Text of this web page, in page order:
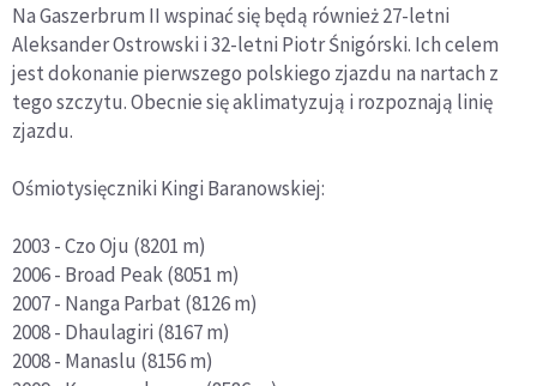
Na Gaszerbrum II wspinać się będą również 27-letni
Aleksander Ostrowski i 32-letni Piotr Śnigórski. Ich celem
jest dokonanie pierwszego polskiego zjazdu na nartach z
tego szczytu. Obecnie się aklimatyzują i rozpoznają linię
zjazdu.
Ośmiotysięczniki Kingi Baranowskiej:
2003 - Czo Oju (8201 m)
2006 - Broad Peak (8051 m)
2007 - Nanga Parbat (8126 m)
2008 - Dhaulagiri (8167 m)
2008 - Manaslu (8156 m)